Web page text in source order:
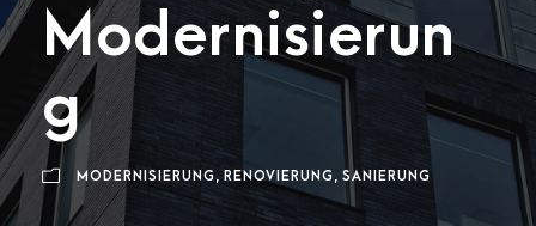
Modernisierun
g
MODERNISIERUNG, RENOVIERUNG , SANIERUNG